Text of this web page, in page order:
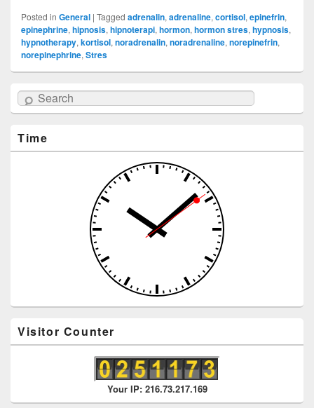
Posted in General | Tagged adrenalin, adrenaline, cortisol, epinefrin,
epinephrine, hipnosis, hipnoterapi, hormon, hormon stres, hypnosis,
hypnotherapy, kortisol, noradrenalin, noradrenaline, norepinefrin,
norepinephrine, Stres
Search
Time
Visitor Counter
Your IP: 216.73.217.169